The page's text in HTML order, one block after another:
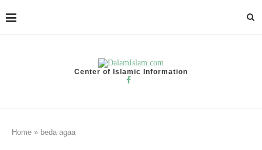
Center of Islamic Information
Home » beda agaa